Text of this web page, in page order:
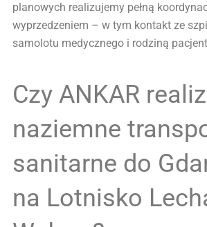
planowych realizujemy pełną
wyprzedzeniem – w tym kontakt ze
samolotu medycznego i rodziną
Czy ANKAR
naziemne
sanitarne do
na Lotnisko